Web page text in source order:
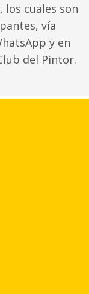
cuales son
vía
y en
del Pintor.